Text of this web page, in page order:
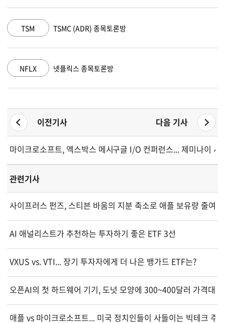
AMZN 아마존 닷컴 종목토론방
GOOGL 알파벳 A 종목토론방
이전기사 다음 기사
마이크로소프트, 엑스박스 메시지 혼선에 주가 하락
구글 I/O 컨퍼런스... 제미나이
관련기사
사이프러스 펀즈, 스티븐 바움의 지분 축소로 애플 보유량 줄여
AI 애널리스트가 추천하는 투자하기 좋은 ETF 3선
VXUS vs. VTI... 장기 투자자에게 더 나은 뱅가드 ETF는?
오픈AI의 첫 하드웨어 기기, 도넛 모양에 300~400달러 가격대
애플 vs 마이크로소프트... 미국 정치인들이 사들이는 빅테크 주